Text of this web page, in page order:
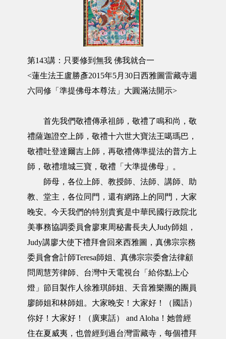
第143講：只要修到無我 佛我就合一
<蓮生法王盧勝彥2015年5月30日西雅圖雷藏寺週
六同修「準提佛母本尊法」大圓滿法開示>
首先我們敬禮傳承祖師，敬禮了鳴和尚，敬
禮薩迦證空上師，敬禮十六世大寶法王噶瑪巴，
敬禮吐登達爾吉上師，再敬禮傳準提法的普方上
師，敬禮壇城三寶，敬禮「大準提佛母」。
師母，各位上師、教授師、法師、講師、助
教、堂主，各位同門，還有網路上的同門，大家
晚安。今天我們的特別貴賓是中華民國行政院北
美事務協調委員會廖東周秘書長夫人Judy師姐，
Judy講廖大使下禮拜會回來西雅圖，真佛宗宗務
委員會會計師Teresa師姐、真佛宗宗委會法律顧
問周慧芳律師、台灣中天電視台「給你點上心
燈」節目製作人徐雅琪師姐、天音雅樂團的團員
廖師姐和林師姐。大家晚安！大家好！（國語）
你好！大家好！（廣東話） and Aloha！她曾經
住在夏威夷，也曾經到過台灣雷藏寺，每個禮拜